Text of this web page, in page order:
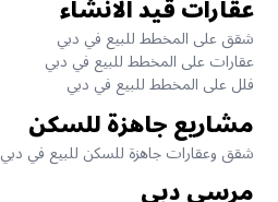
عقارات قيد الانشاء
شقق على المخطط للبيع في دبي
عقارات على المخطط للبيع في دبي
فلل على المخطط للبيع في دبي
مشاريع جاهزة للسكن
شقق وعقارات جاهزة للسكن للبيع في دبي